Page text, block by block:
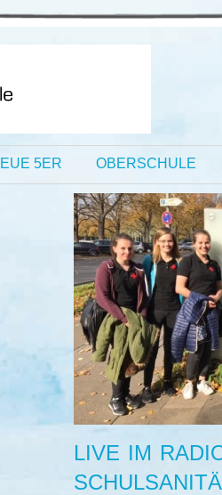
5ER OBERSCHULE
LIVE IM